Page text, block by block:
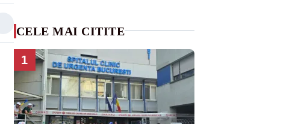
CELE MAI CITITE
1